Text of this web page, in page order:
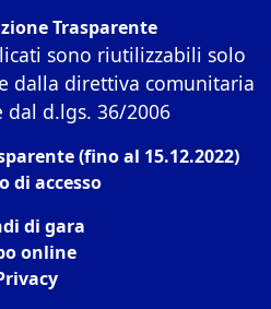
Trasparente
sono riutilizzabili solo
dalla direttiva comunitaria
dal d.lgs. 36/2006
(fino al 15.12.2022)
di accesso
di gara
online